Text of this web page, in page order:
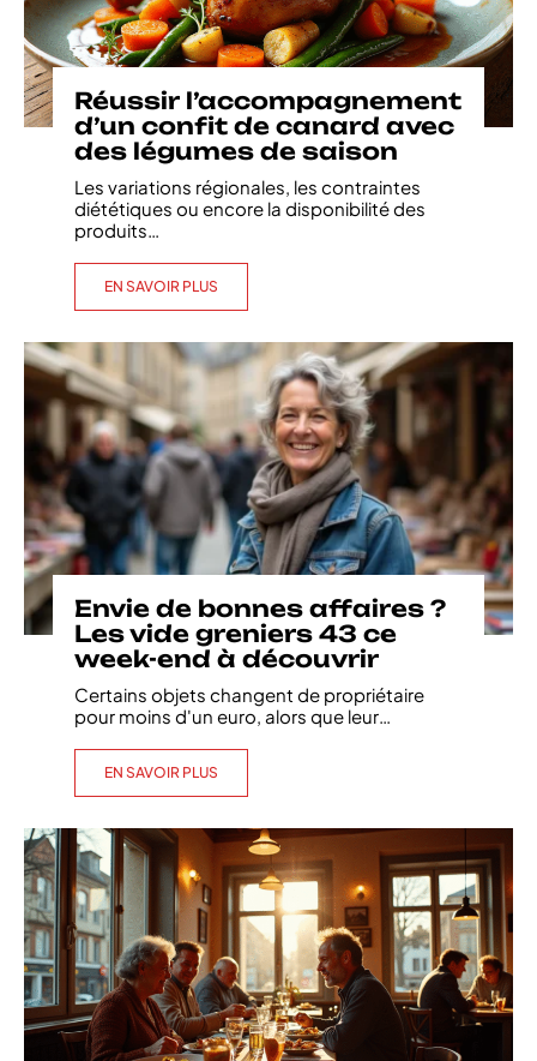
Réussir l’accompagnement
d’un confit de canard avec
des légumes de saison
Les variations régionales, les contraintes
diététiques ou encore la disponibilité des
produits
EN SAVOIR PLUS
Envie de bonnes affaires ?
Les vide greniers 43 ce
week-end à découvrir
Certains objets changent de propriétaire
pour moins d'un euro, alors que leur…
EN SAVOIR PLUS